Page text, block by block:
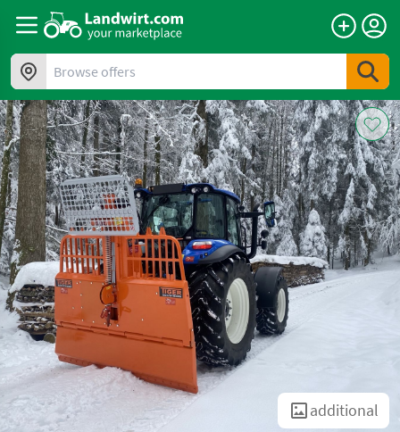
Browse offers
additional